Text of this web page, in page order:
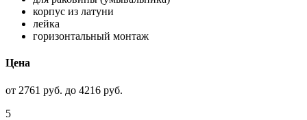
корпус из латуни
лейка
горизонтальный монтаж
Цена
от 2761 руб. до 4216 руб.
5